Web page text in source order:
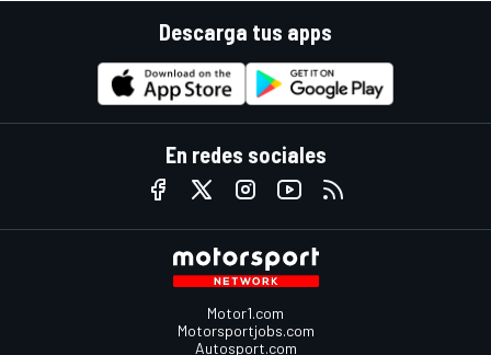
Descarga tus apps
En redes sociales
Motor1.com
Motorsportjobs.com
Autosport.com